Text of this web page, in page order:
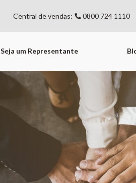
Central de vendas: 0800 724 1110
Seja um Representante